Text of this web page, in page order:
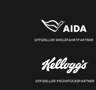
OFFIZIELLER KREUZFAHRTPARTNER
OFFIZIELLER FRÜHSTÜCKSPARTNER